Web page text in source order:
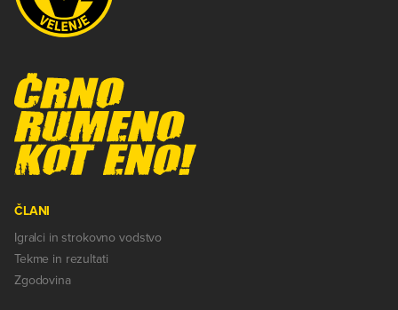
ČLANI
Igralci in strokovno vodstvo
Tekme in rezultati
Zgodovina